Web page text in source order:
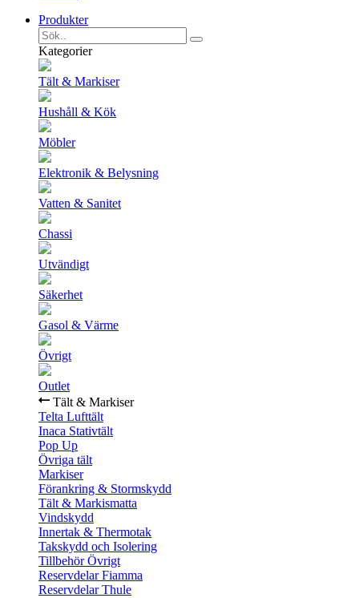
Produkter
Kategorier
Tält & Markiser
Hushåll & Kök
Möbler
Elektronik & Belysning
Vatten & Sanitet
Chassi
Utvändigt
Säkerhet
Gasol & Värme
Övrigt
Outlet
Tält & Markiser
Telta Lufttält
Inaca Stativtält
Pop Up
Övriga tält
Markiser
Förankring & Stormskydd
Tält & Markismatta
Vindskydd
Innertak & Thermotak
Takskydd och Isolering
Tillbehör Övrigt
Reservdelar Fiamma
Reservdelar Thule